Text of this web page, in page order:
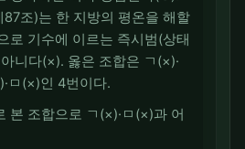
87조)는 한 지방의 평온을 해할
로 기수에 이르는 즉시범(상태
니다(×). 옳은 조합은 ㄱ(×)·
ㅁ(×)인 4번이다.
조합으로 ㄱ(×)·ㅁ(×)과 어